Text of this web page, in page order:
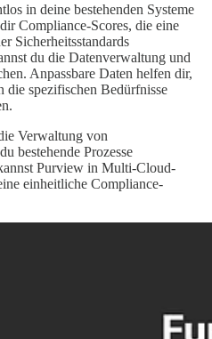
in deine bestehenden Systeme
Compliance-Scores, die eine
Sicherheitsstandards
du die Datenverwaltung und
Anpassbare Daten helfen dir,
die spezifischen Bedürfnisse
Verwaltung von
bestehende Prozesse
Purview in Multi-Cloud-
einheitliche Compliance-